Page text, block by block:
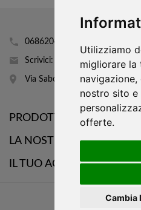
Utilizziamo
migliorare la
nostro sito e
offerte.
Cambia
0686204160
Scrivici: info@mobhi.it
Via Sabotino 43
PRODOTTI
LA NOSTRA AZIENDA
IL TUO ACCOUNT